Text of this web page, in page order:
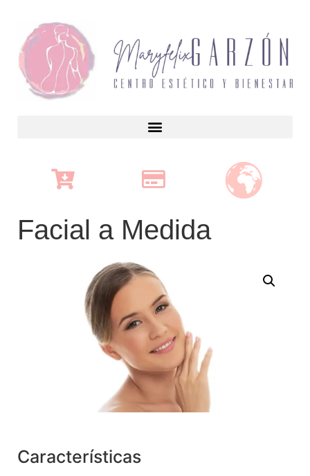
Facial a Medida
Características